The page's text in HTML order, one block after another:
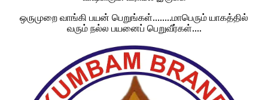
ஒருமுறை வாங்கி பயன் பெறுங்கள்........மாபெரும் யாகத்தில்
வரும் நல்ல பயனைப் பெறுவீர்கள்....